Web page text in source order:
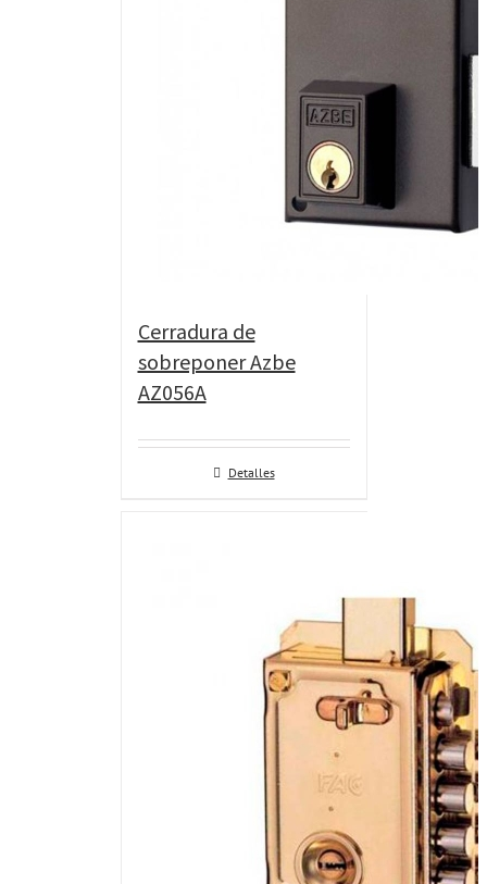
Cerradura de
sobreponer Azbe
AZ056A
Detalles